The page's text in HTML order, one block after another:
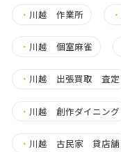
・ 川越 作業所 ・
・ 川越 個室麻雀
・ 川越 出張買取 査定
・ 川越 創作ダイニング
・ 川越 古民家 貸店舗